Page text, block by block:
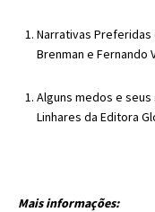
Narrativas
Brenman e Fernando
Alguns medos e
Linhares da Editora
Mais informações: